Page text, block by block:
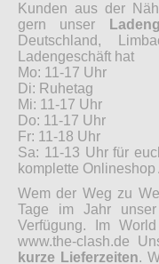
Kunden aus der
gern unser
Deutschland,
Ladengeschäft hat
Mo: 11-17 Uhr
Di: Ruhetag
Mi: 11-17 Uhr
Do: 11-17 Uhr
Fr: 11-18 Uhr
Sa: 11-13 Uhr für
komplette
Wem der Weg zu
Tage im Jahr
Verfügung. Im
www.the-clash.de
kurze Lieferzeiten.